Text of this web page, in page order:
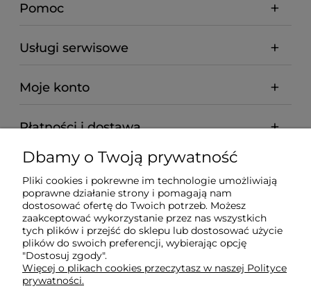
Pomoc
Usługi serwisowe
Moje konto
Płatności i dostawa
Informacje
O nas
Wyposażenie Gastronomii - Projekty Technologiczne -
Sklep Gastronomiczny - Serwis Sprzętu
Gastronomicznego | Gdańsk - Trójmiasto - Pomorskie
Dbamy o Twoją prywatność
Pliki cookies i pokrewne im technologie umożliwiają
poprawne działanie strony i pomagają nam
dostosować ofertę do Twoich potrzeb. Możesz
zaakceptować wykorzystanie przez nas wszystkich
tych plików i przejść do sklepu lub dostosować użycie
plików do swoich preferencji, wybierając opcję
"Dostosuj zgody".
Więcej o plikach cookies przeczytasz w naszej Polityce
prywatności.